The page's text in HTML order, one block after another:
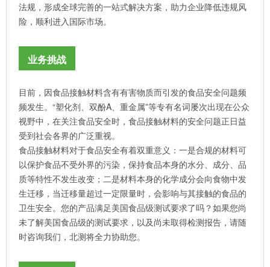
法规，形成全球完善的一站式解决方案，助力企业降低违规风
险，顺利进入国际市场。
业务挑战
目前，因食品接触材料含有有害物质而引发的食品安全问题频
频发生。“塑化剂、双酚A、重金属”等专有名词屡次出现在公众
视野中，在关注食品安全时，食品接触材料的安全问题正日益
受到社会各界的广泛重视。
食品接触材料对于食品安全有着双重意义：一是合规的材料可
以保护食品不受外界的污染，保持食品本身的水分、成分、品
质等特性不发生改变；二是材料本身的化学成分会向食物中发
生迁移，当迁移量超过一定限量时，会影响与其接触的食品的
卫生安全。您的产品满足美国食品级测试要求了吗？如果您尚
未了解美国食品级的测试要求，以及尚未取得检测报告，请随
时咨询我们，北测将全力协助您。